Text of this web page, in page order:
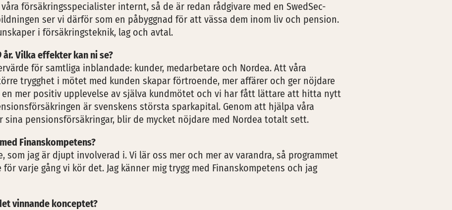
försäkringsspecialister internt, så de är redan rådgivare med en SwedSec-
ser vi därför som en påbyggnad för att vässa dem inom liv och pension.
i försäkringsteknik, lag och avtal.
Vilka effekter kan ni se?
för samtliga inblandade: kunder, medarbetare och Nordea. Att våra
trygghet i mötet med kunden skapar förtroende, mer affärer och ger nöjdare
en mer positiv upplevelse av själva kundmötet och vi har fått lättare att hitta nytt
är svenskens största sparkapital. Genom att hjälpa våra
pensionsförsäkringar, blir de mycket nöjdare med Nordea totalt sett.
Finanskompetens?
som jag är djupt involverad i. Vi lär oss mer och mer av varandra, så programmet
varje gång vi kör det. Jag känner mig trygg med Finanskompetens och jag
vinnande konceptet?